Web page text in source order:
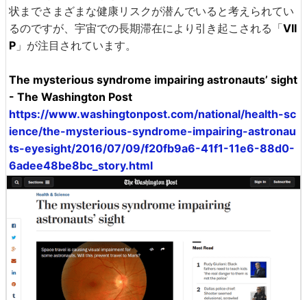
状までさまざまな健康リスクが潜んでいると考えられてい
るのですが、宇宙での長期滞在により引き起こされる「VII
P 」が注目されています。
The mysterious syndrome impairing astronauts’ sight
- The Washington Post
https://www.washingtonpost.com/national/health-sc
ience/the-mysterious-syndrome-impairing-astronau
ts-eyesight/2016/07/09/f20fb9a6-41f1-11e6-88d0-
6adee48be8bc_story.html